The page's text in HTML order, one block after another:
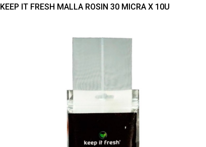
KEEP IT FRESH MALLA ROSIN 30 MICRA X 10U